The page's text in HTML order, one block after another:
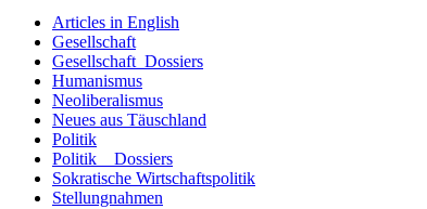
Teil:
«Von
Propaganda
heiligen
Schriften».
Articles in English
Gesellschaft
Gesellschaft_Dossiers
Humanismus
Neoliberalismus
Neues aus Täuschland
Politik
Politik _ Dossiers
Sokratische Wirtschaftspolitik
Stellungnahmen